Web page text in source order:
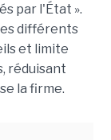
par l'État ».
différents
et limite
réduisant
la firme.